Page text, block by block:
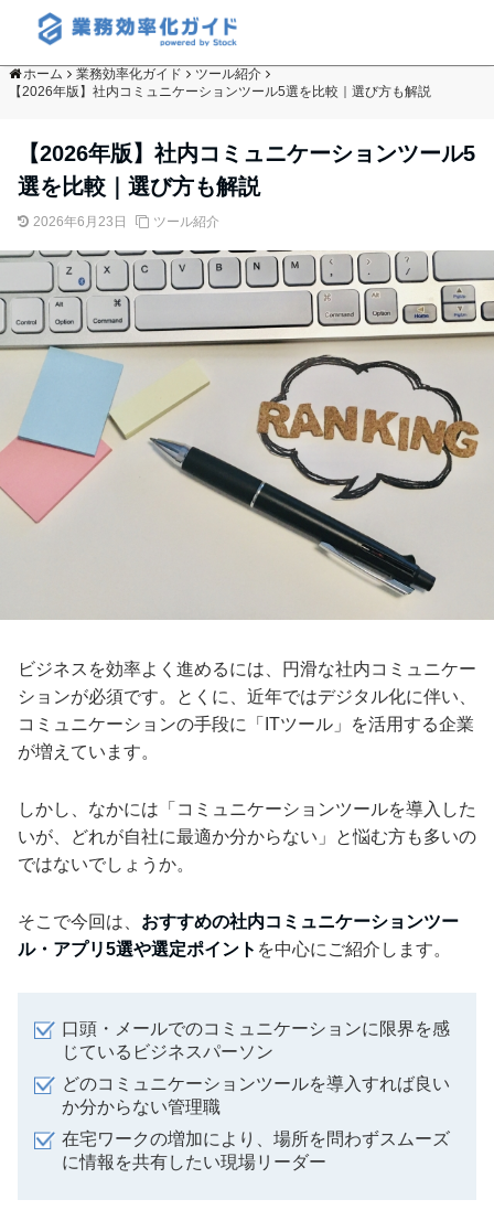
ホーム 業務効率化ガイド
ツール紹介
【2026年版】社内コミュニケーションツール5選を比較｜選び方も解説
【2026年版】社内コミュニケーションツール5
選を比較｜選び方も解説
2026年6月23日 ツール紹介
ビジネスを効率よく進めるには、円滑な社内コミュニケー
ションが必須です。とくに、近年ではデジタル化に伴い、
コミュニケーションの手段に「ITツール」を活用する企業
が増えています。
しかし、なかには「コミュニケーションツールを導入した
いが、どれが自社に最適か分からない」と悩む方も多いの
ではないでしょうか。
そこで今回は、 おすすめの社内コミュニケーションツー
ル・アプリ5選や選定ポイント を中心にご紹介します。
口頭・メールでのコミュニケーションに限界を感
じているビジネスパーソン
どのコミュニケーションツールを導入すれば良い
か分からない管理職
在宅ワークの増加により、場所を問わずスムーズ
に情報を共有したい現場リーダー